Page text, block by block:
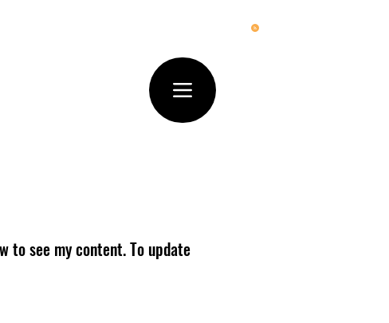
to see my content. To update